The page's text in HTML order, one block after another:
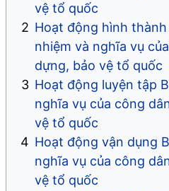
vệ tổ quốc
Hoạt động hình thành
nhiệm và nghĩa vụ
dựng, bảo vệ tổ quốc
Hoạt động luyện tập
nghĩa vụ của công
vệ tổ quốc
Hoạt động vận dụng
nghĩa vụ của công
vệ tổ quốc